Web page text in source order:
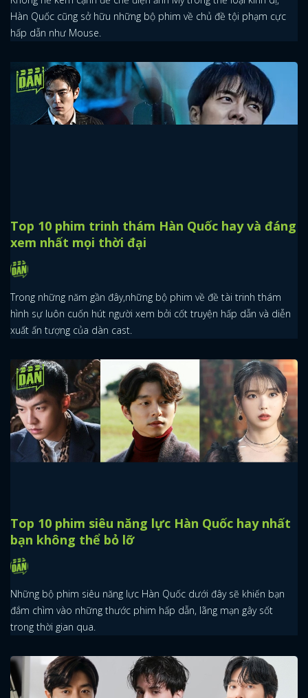
Hàn Quốc cũng sở hữu những bộ phim về chủ đề tội phạm cực
hấp dẫn như Mouse.
Top 10 phim trinh thám Hàn Quốc hay và đáng
xem nhất mọi thời đại
Trong những năm gần đây,những bộ phim về đề tài trinh thám
hình sự luôn cuốn hút người xem bởi cốt truyện hấp dẫn và diễn
xuất ấn tượng của dàn cast.
Top 10 phim siêu năng lực Hàn Quốc hay nhất
bạn không thể bỏ lỡ
Những bộ phim siêu năng lực Hàn Quốc dưới đây sẽ khiến bạn
đắm chìm vào những thước phim hấp dẫn, lãng mạn gây sốt
trong thời gian qua.